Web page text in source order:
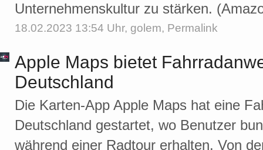
Unternehmenskultur zu stärken.
18.02.2023 13:54 Uhr, golem, Permalink
Apple Maps bietet
Deutschland
Die Karten-App Apple Maps hat eine
Deutschland gestartet, wo Benutzer
während einer Radtour erhalten. Von